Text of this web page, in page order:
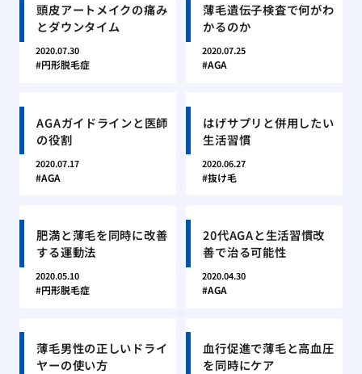
頭皮アートメイクの痛み
とダウンタイム
2020.07.30
円形脱毛症
薄毛遺伝子検査で何がわ
かるのか
2020.07.25
AGA
AGAガイドラインと医師
の役割
2020.07.17
AGA
はげサプリと併用したい
生活習慣
2020.06.27
抜け毛
肥満と薄毛を同時に改善
する運動法
2020.05.10
円形脱毛症
20代AGAと生活習慣改
善で治る可能性
2020.04.30
AGA
薄毛男性の正しいドライ
ヤーの使い方
血行促進で薄毛と高血圧
を同時にケア